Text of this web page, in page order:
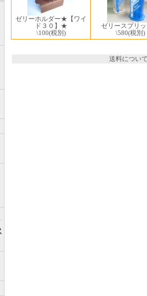
ゼリーホルダー★【ワイ
ド３０】★
\100(税別)
ゼリースプリ
\580(税別)
送料につい